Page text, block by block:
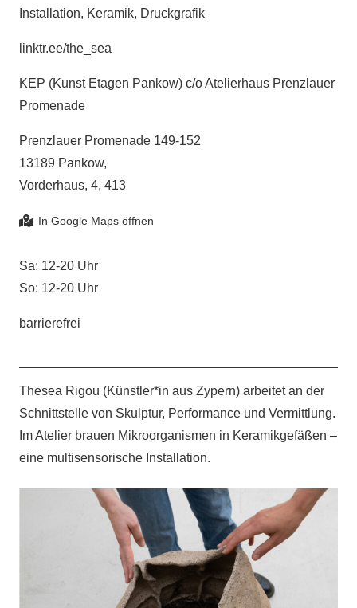
Installation, Keramik, Druckgrafik
linktr.ee/the_sea
KEP (Kunst Etagen Pankow) c/o Atelierhaus Prenzlauer
Promenade
Prenzlauer Promenade 149-152
13189 Pankow,
Vorderhaus, 4, 413
Sa: 12-20 Uhr
So: 12-20 Uhr
barrierefrei
Thesea Rigou (Künstler*in aus Zypern) arbeitet an der
Schnittstelle von Skulptur, Performance und Vermittlung.
Im Atelier brauen Mikroorganismen in Keramikgefäßen –
eine multisensorische Installation.